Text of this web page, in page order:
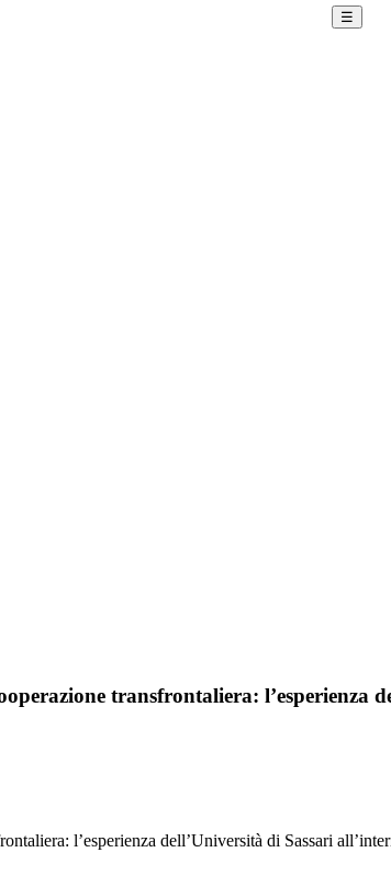
☰
transfrontaliera: l’esperienza
l’esperienza dell’Università di Sassari